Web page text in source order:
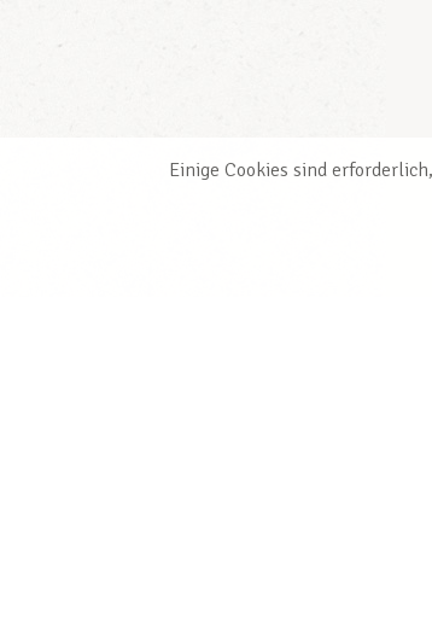
Einige Cookies sind